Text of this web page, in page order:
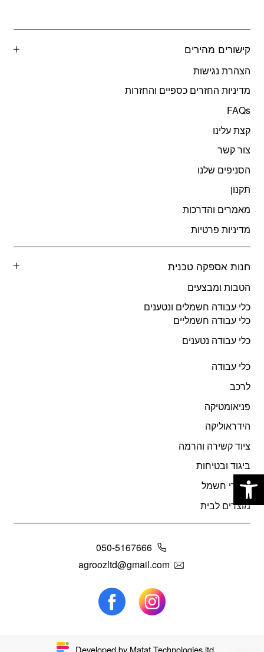
קישורים מהירים
הצהרת נגישות
מדיניות החזרים כספיים והחזרות
FAQs
קצת עלינו
צור קשר
הסניפים שלנו
תקנון
מאמרים והדרכות
מדיניות פרטיות
חנות אספקה טכנית
הטבות ומבצעים
כלי עבודה חשמלים ונטענים
כלי עבודה חשמליים
כלי עבודה נטענים
כלי עבודה
לרכב
פניאומטיקה
הידראוליקה
ציוד קשירה והרמה
ביגוד ובטיחות
מוצרי חשמל
מוצרים לבית
050-5167666
agroozltd@gmail.com
Developed by Matat Technologies ltd
פתח סרגל נגישות